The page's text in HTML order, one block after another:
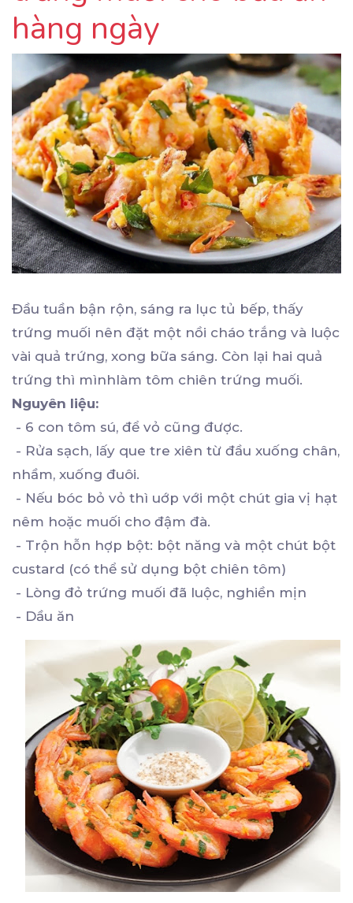
hàng ngày
Đầu tuần bận rộn, sáng ra lục tủ bếp, thấy
trứng muối nên đặt một nồi cháo trắng và luộc
vài quả trứng, xong bữa sáng. Còn lại hai quả
trứng thì mìnhlàm tôm chiên trứng muối.
Nguyên liệu:
- 6 con tôm sú, để vỏ cũng được.
- Rửa sạch, lấy que tre xiên từ đầu xuống chân,
nhầm, xuống đuôi.
- Nếu bóc bỏ vỏ thì uớp với một chút gia vị hạt
nêm hoặc muối cho đậm đà.
- Trộn hỗn hợp bột: bột năng và một chút bột
custard (có thể sử dụng bột chiên tôm)
- Lòng đỏ trứng muối đã luộc, nghiền mịn
- Dầu ăn